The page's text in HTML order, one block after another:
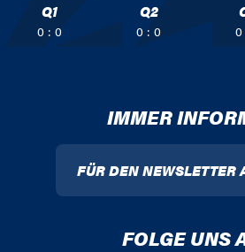
Q1
0 : 0
Q2
0 : 0
IMMER
FÜR DEN NEWSLETTER
FOLGE UNS